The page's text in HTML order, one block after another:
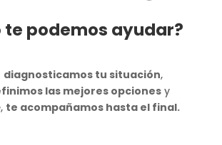
te podemos ayudar?
diagnosticamos tu situación,
las mejores opcionesy
te acompañamos hasta el final.